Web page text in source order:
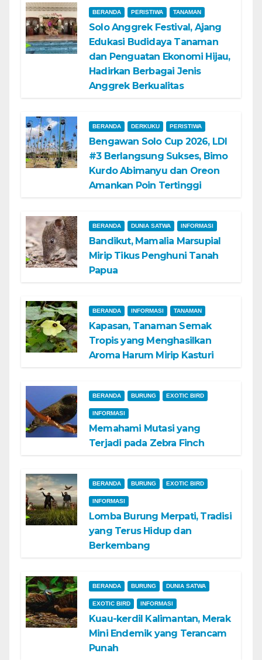
BERANDA PERISTIWA TANAMAN
Solo Anggrek Festival, Ajang
Edukasi Budidaya Tanaman
dan Penguatan Ekonomi Hijau,
Hadirkan Berbagai Jenis
Anggrek Berkualitas
BERANDA DERKUKU PERISTIWA
Bengawan Solo Cup 2026, LDI
#3 Berlangsung Sukses, Bimo
Kurdo Abimanyu dan Oreon
Amankan Poin Tertinggi
BERANDA DUNIA SATWA INFORMASI
Bandikut, Mamalia Marsupial
Mirip Tikus Penghuni Tanah
Papua
BERANDA INFORMASI TANAMAN
Kapasan, Tanaman Semak
Tropis yang Menghasilkan
Aroma Harum Mirip Kasturi
BERANDA BURUNG EXOTIC BIRD
INFORMASI
Memahami Mutasi yang
Terjadi pada Zebra Finch
BERANDA BURUNG EXOTIC BIRD
INFORMASI
Lomba Burung Merpati, Tradisi
yang Terus Hidup dan
Berkembang
BERANDA BURUNG DUNIA SATWA
EXOTIC BIRD INFORMASI
Kuau-kerdil Kalimantan, Merak
Mini Endemik yang Terancam
Punah